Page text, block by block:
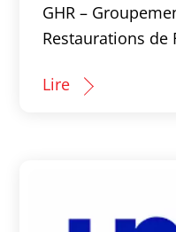
GHR –
Restaurations de
Lire